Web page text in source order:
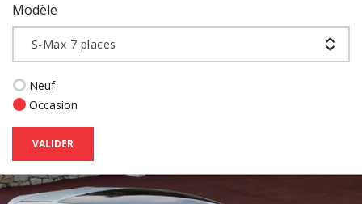
Modèle
S-Max 7 places
Neuf
Occasion
VALIDER